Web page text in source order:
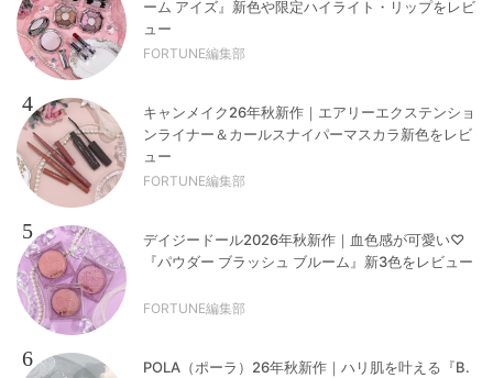
ーム アイズ』新色や限定ハイライト・リップをレビ
ュー
FORTUNE編集部
4
キャンメイク26年秋新作｜エアリーエクステンショ
ンライナー＆カールスナイパーマスカラ新色をレビ
ュー
FORTUNE編集部
5
デイジードール2026年秋新作｜血色感が可愛い♡
『パウダー ブラッシュ ブルーム』新3色をレビュー
FORTUNE編集部
6
POLA（ポーラ）26年秋新作｜ハリ肌を叶える『B.